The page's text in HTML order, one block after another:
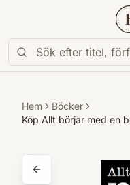
Hem
Böcker
Köp Allt börjar med en